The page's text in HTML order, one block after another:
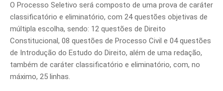
O Processo Seletivo será composto de uma prova de caráter
classificatório e eliminatório, com 24 questões objetivas de
múltipla escolha, sendo: 12 questões de Direito
Constitucional, 08 questões de Processo Civil e 04 questões
de Introdução do Estudo do Direito, além de uma redação,
também de caráter classificatório e eliminatório, com, no
máximo, 25 linhas.